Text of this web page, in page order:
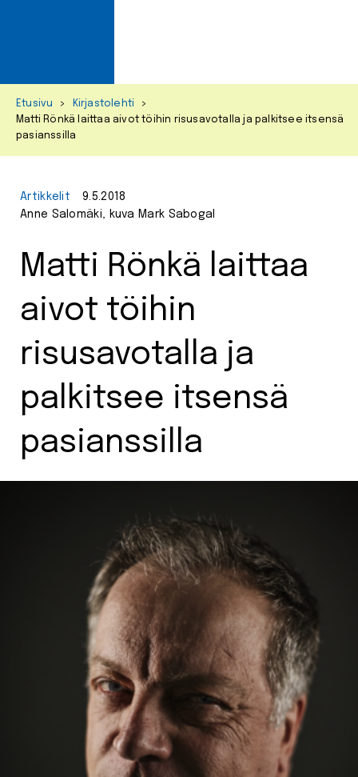
content
Etusivu > Kirjastolehti
>
Matti Rönkä laittaa aivot töihin risusavotalla ja palkitsee itsensä
pasianssilla
Artikkelit
9.5.2018
Anne Salomäki, kuva Mark Sabogal
Matti Rönkä laittaa
aivot töihin
risusavotalla ja
palkitsee itsensä
pasianssilla